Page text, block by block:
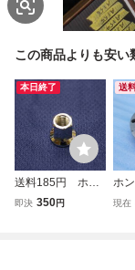
この商品よりも安い
本日終了
送料185円 ホン
ダ純正 M7 メ
即決 350円
送
ホ
キ
現在